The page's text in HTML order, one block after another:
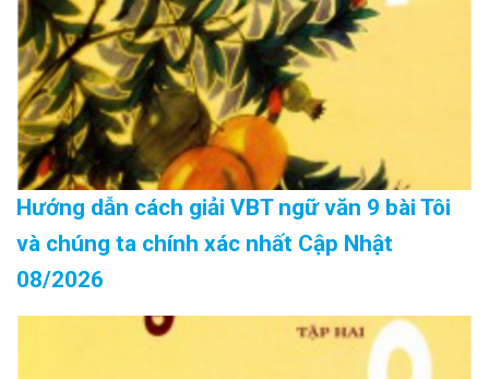
Hướng dẫn cách giải VBT ngữ văn 9 bài Tôi
và chúng ta chính xác nhất Cập Nhật
08/2026